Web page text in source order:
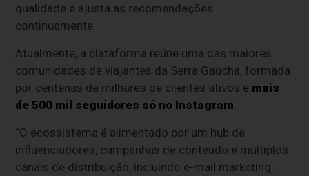
qualidade e ajusta as recomendações
continuamente.
Atualmente, a plataforma reúne uma das maiores
comunidades de viajantes da Serra Gaúcha, formada
por centenas de milhares de clientes ativos e mais
de 500 mil seguidores só no Instagram
“O ecossistema é alimentado por um hub de
influenciadores, campanhas de conteúdo e múltiplos
canais de distribuição, incluindo e-mail marketing,